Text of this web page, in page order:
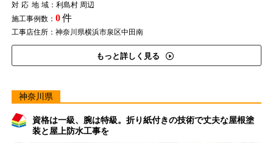
対応地域：利島村 周辺
施工事例数： 0件
工事店住所：神奈川県横浜市泉区中田南
もっと詳しく見る
神奈川県
資格は一級、腕は特級。折り紙付きの技術で丈夫な屋根塗
装と屋上防水工事を